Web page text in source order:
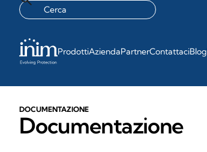
ProdottiAziendaPartnerContattaciBlog
DOCUMENTAZIONE
Documentazione